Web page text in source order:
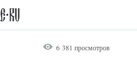
6 381 просмотров